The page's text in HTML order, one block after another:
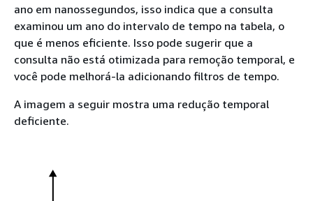
ano em nanossegundos, isso indica que a consulta
examinou um ano do intervalo de tempo na tabela, o
que é menos eficiente. Isso pode sugerir que a
consulta não está otimizada para remoção temporal, e
você pode melhorá-la adicionando filtros de tempo.
A imagem a seguir mostra uma redução temporal
deficiente.